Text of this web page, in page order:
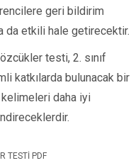
geri bildirim
da etkili hale getirecektir.
testi, 2. sınıf
katkılarda bulunacak bir
kelimeleri daha iyi
TESTI PDF